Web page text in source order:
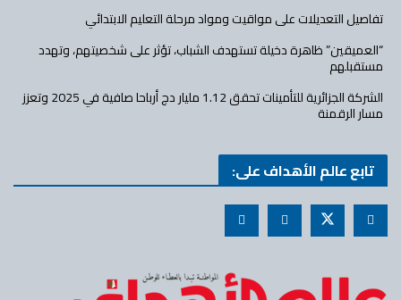
تفاصيل التعديلات على مواقيت ومواد مرحلة التعليم الابتدائي
“العميقين” ظاهرة دخيلة تستهدف الشباب، تؤثر على شخصيتهم، وتهدد
مستقبلهم
الشركة الجزائرية للتأمينات تحقق 1.12 مليار دج أرباحا صافية في 2025 وتعزز
مسار الرقمنة
تابع عالم الأهداف على: